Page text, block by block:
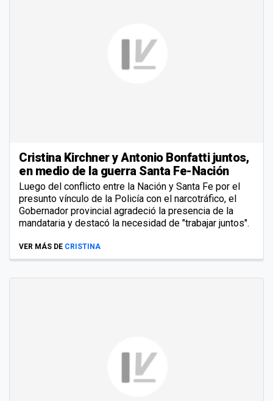
Cristina Kirchner y Antonio Bonfatti juntos,
en medio de la guerra Santa Fe-Nación
Luego del conflicto entre la Nación y Santa Fe por el
presunto vínculo de la Policía con el narcotráfico, el
Gobernador provincial agradeció la presencia de la
mandataria y destacó la necesidad de "trabajar juntos".
VER MÁS DE CRISTINA